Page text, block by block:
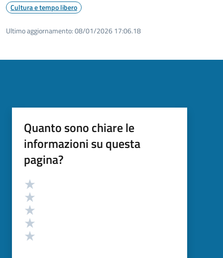
Cultura e tempo libero
Ultimo aggiornamento:08/01/2026 17:06.18
Quanto sono chiare le
informazioni su questa
pagina?
Valutazione